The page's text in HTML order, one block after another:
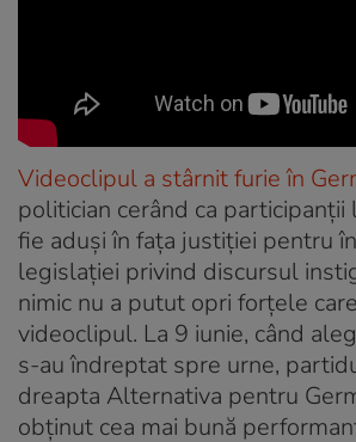
Videoclipul a stârnit furie în
politician cerând ca participanții
fie aduși în fața justiției pentru
legislației privind discursul
nimic nu a putut opri forțele
videoclipul. La 9 iunie, când
s-au îndreptat spre urne,
dreapta Alternativa pentru
obținut cea mai bună